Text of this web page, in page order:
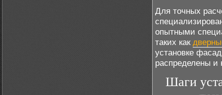
Для точных
опытными
таких как
установке
распределены и
Шаги